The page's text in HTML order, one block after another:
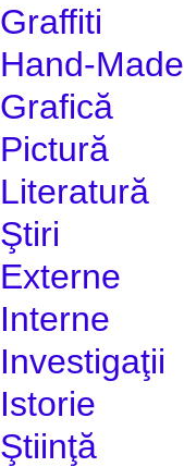
Graffiti
Hand-Made
Grafică
Pictură
Literatură
Ştiri
Externe
Interne
Investigaţii
Istorie
Ştiinţă